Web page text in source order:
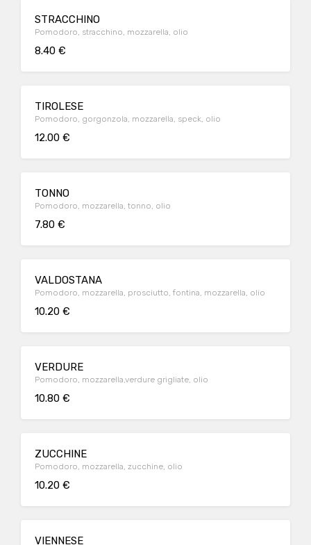
STRACCHINO
Pomodoro, stracchino, mozzarella, olio
8.40 €
TIROLESE
Pomodoro, gorgonzola, mozzarella, speck, olio
12.00 €
TONNO
Pomodoro, mozzarella, tonno, olio
7.80 €
VALDOSTANA
Pomodoro, mozzarella, prosciutto, fontina, mozzarella, olio
10.20 €
VERDURE
Pomodoro, mozzarella,verdure grigliate, olio
10.80 €
ZUCCHINE
Pomodoro, mozzarella, zucchine, olio
10.20 €
VIENNESE